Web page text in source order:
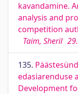
kavandamine.
analysis and
competition
Taim, Sheril
135.
edasiarenduse
Development